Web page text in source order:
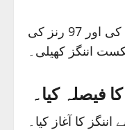
پاکستانی بولرز نے آخری 10 اوورز میں 85 رنز دیے اور صرف ایک وکٹ حاصل کی، نیوزی لینڈ کے آل راؤنڈر جیمز نیشم نے بحرانی کیفیت میں شاندار بیٹنگ کی اور 97 رنز کی
اننگز کھیلی۔
فیصلہ کیا۔
کا آغاز کیا۔